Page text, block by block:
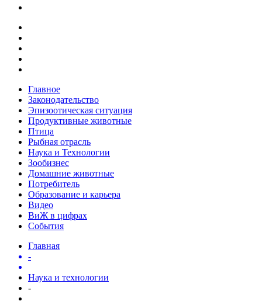
Главное
Законодательство
Эпизоотическая ситуация
Продуктивные животные
Птица
Рыбная отрасль
Наука и Технологии
Зообизнес
Домашние животные
Потребитель
Образование и карьера
Видео
ВиЖ в цифрах
События
Главная
-
Наука и технологии
-